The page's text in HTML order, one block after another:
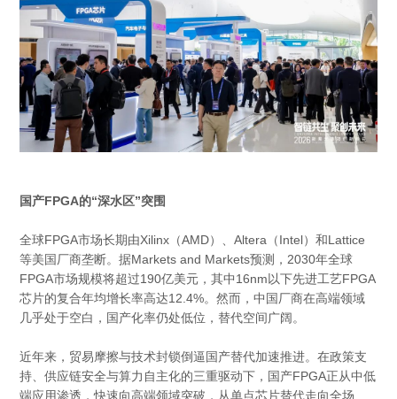
国产FPGA的“深水区”突围
全球FPGA市场长期由Xilinx（AMD）、Altera（Intel）和Lattice
等美国厂商垄断。据Markets and Markets预测，2030年全球
FPGA市场规模将超过190亿美元，其中16nm以下先进工艺FPGA
芯片的复合年均增长率高达12.4%。然而，中国厂商在高端领域
几乎处于空白，国产化率仍处低位，替代空间广阔。
近年来，贸易摩擦与技术封锁倒逼国产替代加速推进。在政策支
持、供应链安全与算力自主化的三重驱动下，国产FPGA正从中低
端应用渗透，快速向高端领域突破，从单点芯片替代走向全场